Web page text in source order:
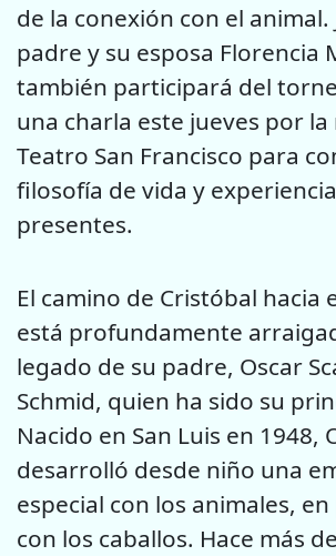
de la conexión con el animal.
padre y su esposa Florencia
también participará del
una charla este jueves por la
Teatro San Francisco para
filosofía de vida y
presentes.
El camino de Cristóbal hacia
está profundamente
legado de su padre, Oscar
Schmid, quien ha sido su
Nacido en San Luis en 1948,
desarrolló desde niño una
especial con los animales,
con los caballos. Hace más